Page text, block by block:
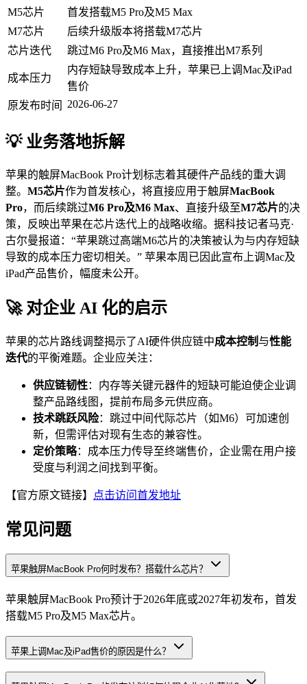
M5芯片
首发搭载M5 Pro及M5 Max
M7芯片
后续升级版本将搭载M7芯片
芯片迭代
跳过M6 Pro及M6 Max，直接推出M7系列
成本压力
内存短缺导致成本上升，苹果已上调Mac及iPad
售价
原发布时间
2026-06-27
💡 业务落地拆解
苹果的触屏MacBook Pro计划标志着其硬件产品线的重大调
整。 M5芯片作为首发核心，将直接应用于触屏MacBook
Pro，而后续跳过M6 Pro及M6 Max、直接升级至M7芯片的决
策，反映出苹果在芯片迭代上的战略收缩。据科技记者马克·
古尔曼报道：“苹果跳过高端M6芯片的决策被认为与内存短缺
导致的成本压力密切相关。” 苹果本周已因此宣布上调Mac及
iPad产品售价，幅度未公开。
🚀 对企业 AI 化的启示
苹果的芯片路线调整揭示了AI硬件供应链中成本控制 与性能
迭代的平衡难题。企业应关注：
供应链韧性：内存等关键元器件的短缺可能迫使企业调
整产品路线图，提前布局多元供应商。
技术跳跃风险：跳过中间代际芯片（如M6）可加速创
新，但需评估对现有生态的兼容性。
定价策略：成本压力传导至终端售价，企业需在用户接
受度与利润之间找到平衡。
【官方原文链接】 点击访问首发地址
常见问题
苹果触屏MacBook Pro何时发布？搭载什么芯片？
苹果触屏MacBook Pro预计于2026年底或2027年初发布，首发
搭载M5 Pro及M5 Max芯片。
苹果上调Mac及iPad售价的原因是什么？